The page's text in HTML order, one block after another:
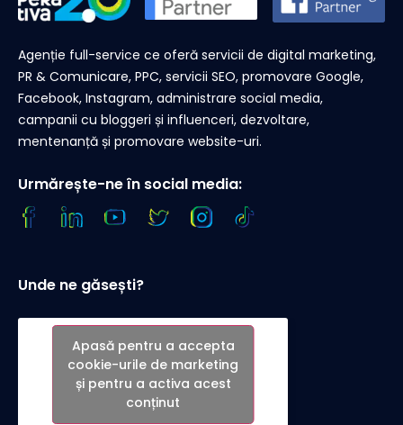
Agenție full-service ce oferă servicii de digital marketing,
PR & Comunicare, PPC, servicii SEO, promovare Google,
Facebook, Instagram, administrare social media,
campanii cu bloggeri și influenceri, dezvoltare,
mentenanță și promovare website-uri.
Urmărește-ne în social media:
Unde ne găsești?
Apasă pentru a accepta
cookie-urile de marketing
și pentru a activa acest
conținut